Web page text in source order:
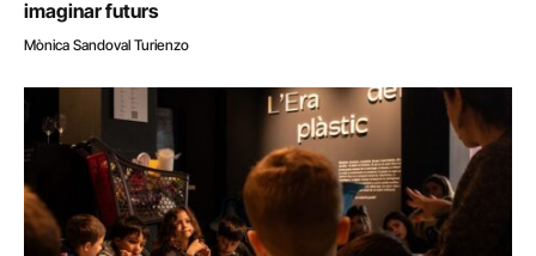
imaginar futurs
Mònica Sandoval Turienzo